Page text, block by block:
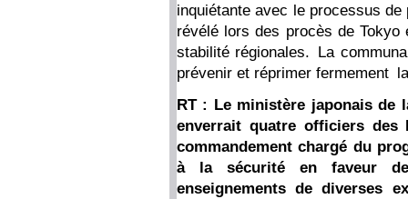
inquiétante avec le processus
révélé lors des procès de
stabilité régionales. La
prévenir et réprimer fermement
RT : Le ministère japonais de
enverrait quatre officiers des
commandement chargé du
à la sécurité en faveur
enseignements de diverses